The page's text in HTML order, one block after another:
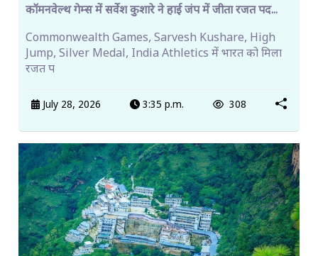
कॉमनवेल्थ गेम्स में सर्वेश कुशारे ने हाई जंप में जीता रजत पद...
Commonwealth Games, Sarvesh Kushare, High
Jump, Silver Medal, India Athletics में भारत को मिला
रजत प
July 28, 2026 3:35 p.m. 308